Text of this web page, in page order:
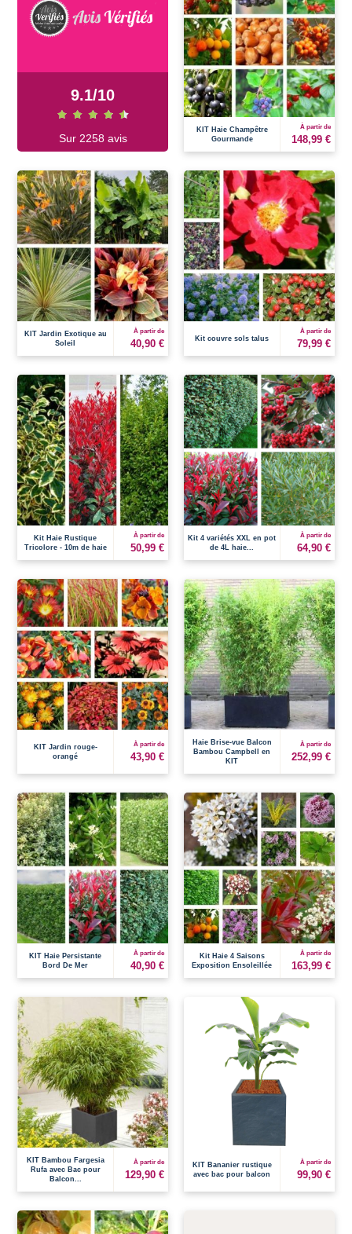
9.1/10
Sur 2258 avis
KIT Haie Champêtre
Gourmande
À partir de
148,99 €
KIT Jardin Exotique au
Soleil
À partir de
40,90 € Kit couvre sols talus
À partir de
79,99 €
Kit Haie Rustique
Tricolore - 10m de haie
À partir de
50,99 €
Kit 4 variétés XXL en pot
de 4L haie...
À partir de
64,90 €
KIT Jardin rouge-
orangé
À partir de
43,90 €
Haie Brise-vue Balcon
Bambou Campbell en
KIT
À partir de
252,99 €
KIT Haie Persistante
Bord De Mer
À partir de
40,90 €
Kit Haie 4 Saisons
Exposition Ensoleillée
À partir de
163,99 €
KIT Bambou Fargesia
Rufa avec Bac pour
Balcon...
À partir de
129,90 €
KIT Bananier rustique
avec bac pour balcon
À partir de
99,90 €